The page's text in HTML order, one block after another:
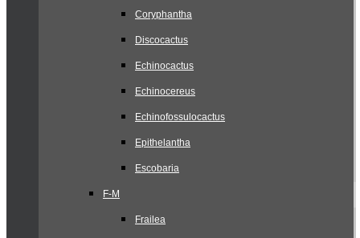
Coryphantha
Discocactus
Echinocactus
Echinocereus
Echinofossulocactus
Epithelantha
Escobaria
F-M
Frailea